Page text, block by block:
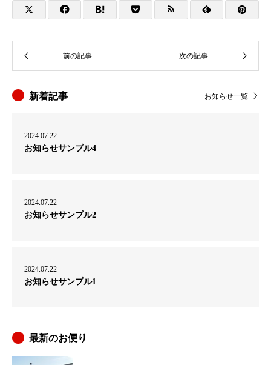
新着記事 お知らせ一覧
2024.07.22
お知らせサンプル4
2024.07.22
お知らせサンプル2
2024.07.22
お知らせサンプル1
最新のお便り